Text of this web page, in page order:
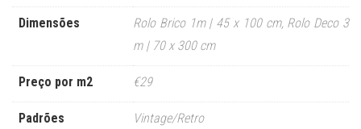
Dimensões Rolo Brico 1m | 45 x 100 cm, Rolo Deco 3
m | 70 x 300 cm
Preço por m2 €29
Padrões Vintage/Retro